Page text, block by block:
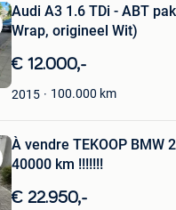
Audi A3 1.6 TDi - ABT
Wrap, origineel Wit)
€ 12.000,-
2015 100.000 km
À vendre TEKOOP BMW
40000 km !!!!!!!
€ 22.950,-